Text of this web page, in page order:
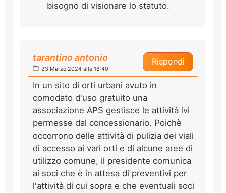
bisogno di visionare lo statuto.
Rispondi
tarantino antonio
23 Marzo 2024 alle 18:40
In un sito di orti urbani avuto in
comodato d'uso gratuito una
associazione APS gestisce le attività ivi
permesse dal concessionario. Poichè
occorrono delle attività di pulizia dei viali
di accesso ai vari orti e di alcune aree di
utilizzo comune, il presidente comunica
ai soci che è in attesa di preventivi per
l'attività di cui sopra e che eventuali soci